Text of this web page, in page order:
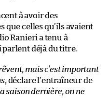
à avoir des
celles qu’ils avaient
Ranieri a tenu à
déjà du titre.
mais c’est important
, déclare l’entraîneur de
saison dernière, on ne